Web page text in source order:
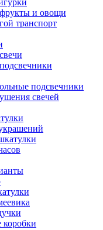
и овощи
транспорт
подсвечники
свечей
коробки